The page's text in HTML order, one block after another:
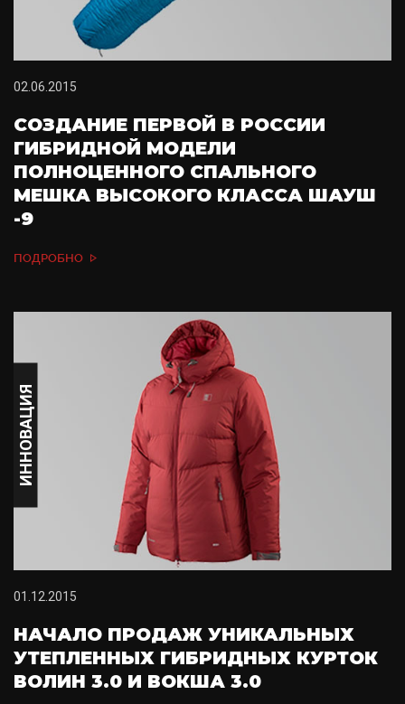
02.06.2015
СОЗДАНИЕ ПЕРВОЙ В РОССИИ
ГИБРИДНОЙ МОДЕЛИ
ПОЛНОЦЕННОГО СПАЛЬНОГО
МЕШКА ВЫСОКОГО КЛАССА ШАУШ
-9
ПОДРОБНО
ИННОВАЦИЯ
01.12.2015
НАЧАЛО ПРОДАЖ УНИКАЛЬНЫХ
УТЕПЛЕННЫХ ГИБРИДНЫХ КУРТОК
ВОЛИН 3.0 И ВОКША 3.0